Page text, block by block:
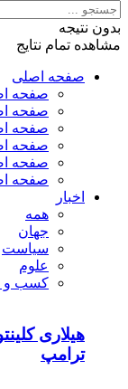
بدون نتیجه
مشاهده تمام نتایج
صفحه اصلی
صفحه
صفحه
صفحه
صفحه
صفحه
صفحه
اخبار
همه
جهان
سیاست
علوم
کسب و
هیلاری
ترامپ